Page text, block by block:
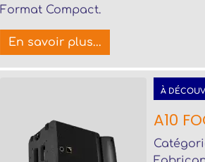
Format Compact.
En savoir plus...
À
A10